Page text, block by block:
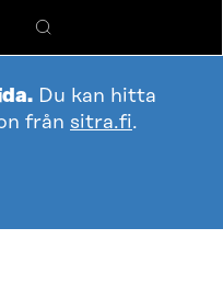
Sök
Du kan hitta
från sitra.fi.